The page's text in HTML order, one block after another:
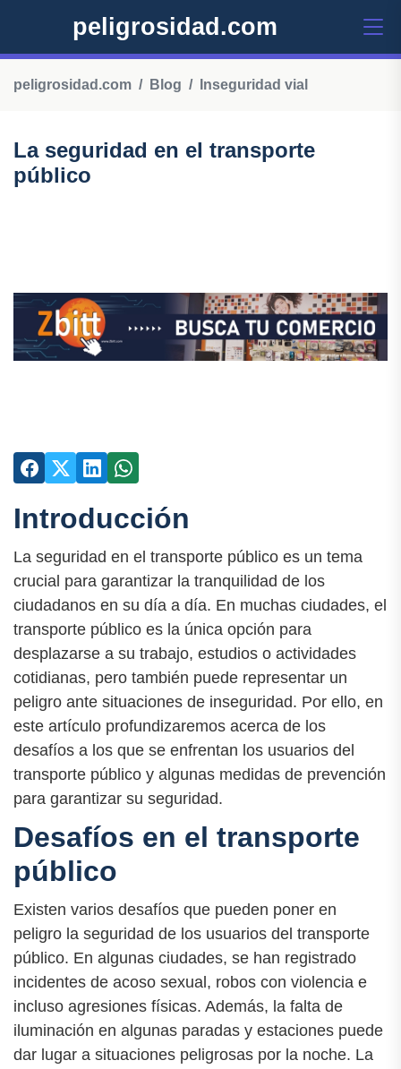
peligrosidad.com
peligrosidad.com Blog Inseguridad vial
La seguridad en el transporte
público
Introducción
La seguridad en el transporte público es un tema
crucial para garantizar la tranquilidad de los
ciudadanos en su día a día. En muchas ciudades, el
transporte público es la única opción para
desplazarse a su trabajo, estudios o actividades
cotidianas, pero también puede representar un
peligro ante situaciones de inseguridad. Por ello, en
este artículo profundizaremos acerca de los
desafíos a los que se enfrentan los usuarios del
transporte público y algunas medidas de prevención
para garantizar su seguridad.
Desafíos en el transporte
público
Existen varios desafíos que pueden poner en
peligro la seguridad de los usuarios del transporte
público. En algunas ciudades, se han registrado
incidentes de acoso sexual, robos con violencia e
incluso agresiones físicas. Además, la falta de
iluminación en algunas paradas y estaciones puede
dar lugar a situaciones peligrosas por la noche. La